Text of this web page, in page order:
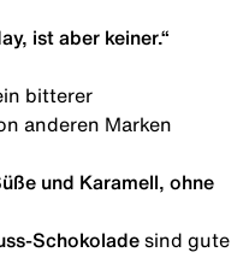
ist aber keiner.“
bitterer
anderen Marken
und Karamell, ohne
Schokolade sind gute